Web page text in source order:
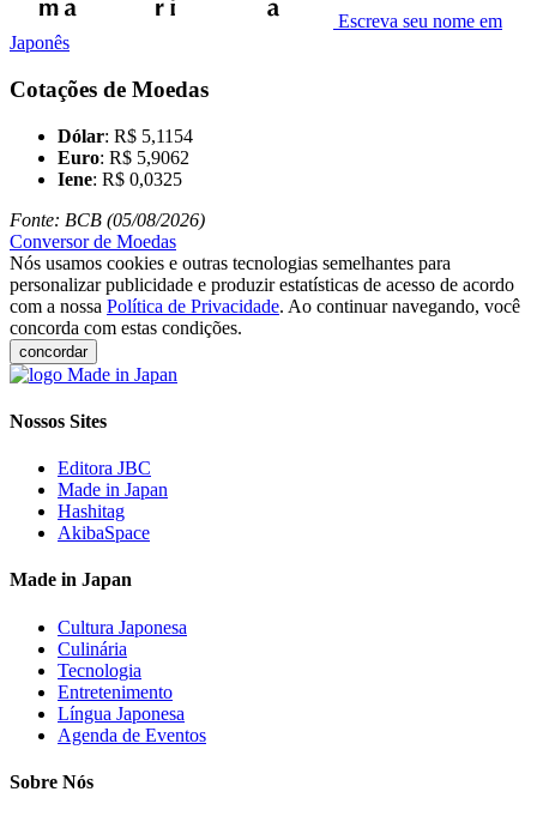
Escreva seu nome em
Japonês
Cotações de Moedas
Dólar: R$ 5,1154
Euro: R$ 5,9062
Iene: R$ 0,0325
Fonte: BCB (05/08/2026)
Conversor de Moedas
Nós usamos cookies e outras tecnologias semelhantes para
personalizar publicidade e produzir estatísticas de acesso de acordo
com a nossa Política de Privacidade. Ao continuar navegando, você
concorda com estas condições.
concordar
Nossos Sites
Editora JBC
Made in Japan
Hashitag
AkibaSpace
Made in Japan
Cultura Japonesa
Culinária
Tecnologia
Entretenimento
Língua Japonesa
Agenda de Eventos
Sobre Nós